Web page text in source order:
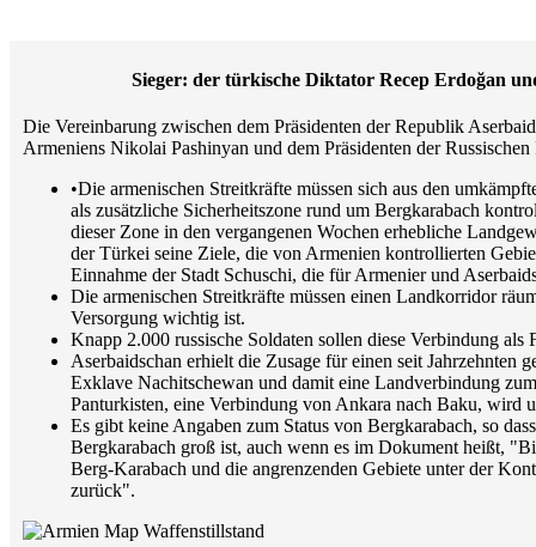
Sieger: der türkische Diktator Recep Erdoğan
Die Vereinbarung zwischen dem Präsidenten der Republik
Armeniens Nikolai Pashinyan und dem Präsidenten der
•Die armenischen Streitkräfte müssen sich aus den
als zusätzliche Sicherheitszone rund um Bergkarabach
dieser Zone in den vergangenen Wochen erhebliche
der Türkei seine Ziele, die von Armenien kontrollierten
Einnahme der Stadt Schuschi, die für Armenier und
Die armenischen Streitkräfte müssen einen Landkorridor
Versorgung wichtig ist.
Knapp 2.000 russische Soldaten sollen diese Verbindung als
Aserbaidschan erhielt die Zusage für einen seit Jahrzehnten
Exklave Nachitschewan und damit eine Landverbindung
Panturkisten, eine Verbindung von Ankara nach Baku, wird
Es gibt keine Angaben zum Status von Bergkarabach, so
Bergkarabach groß ist, auch wenn es im Dokument heißt,
Berg-Karabach und die angrenzenden Gebiete unter der
zurück".